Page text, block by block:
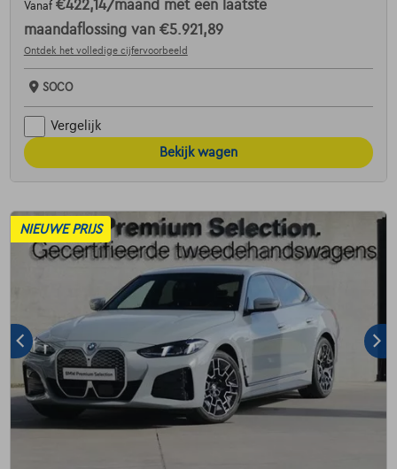
Vanaf €422,14/maand met een laatste
maandaflossing van €5.921,89
Ontdek het volledige cijfervoorbeeld
SOCO
Vergelijk
Bekijk wagen
NIEUWE PRIJS